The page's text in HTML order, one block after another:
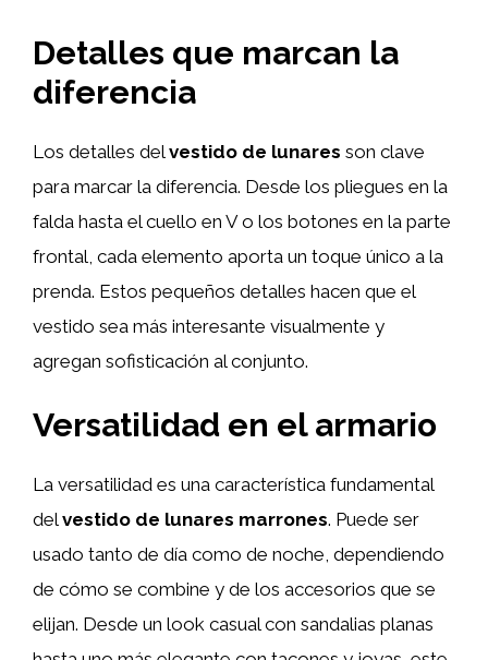
Detalles que marcan la
diferencia
Los detalles delvestido de lunares son clave
para marcar la diferencia. Desde los pliegues en la
falda hasta el cuello en V o los botones en la parte
frontal, cada elemento aporta un toque único a la
prenda. Estos pequeños detalles hacen que el
vestido sea más interesante visualmente y
agregan sofisticación al conjunto.
Versatilidad en el armario
La versatilidad es una característica fundamental
delvestido de lunares marrones. Puede ser
usado tanto de día como de noche, dependiendo
de cómo se combine y de los accesorios que se
elijan. Desde un look casual con sandalias planas